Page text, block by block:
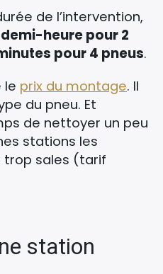
de l’intervention,
demi-heure pour 2
pour 4 pneus.
le prix du montage. Il
du pneu. Et
de nettoyer un peu
stations les
trop sales (tarif
station